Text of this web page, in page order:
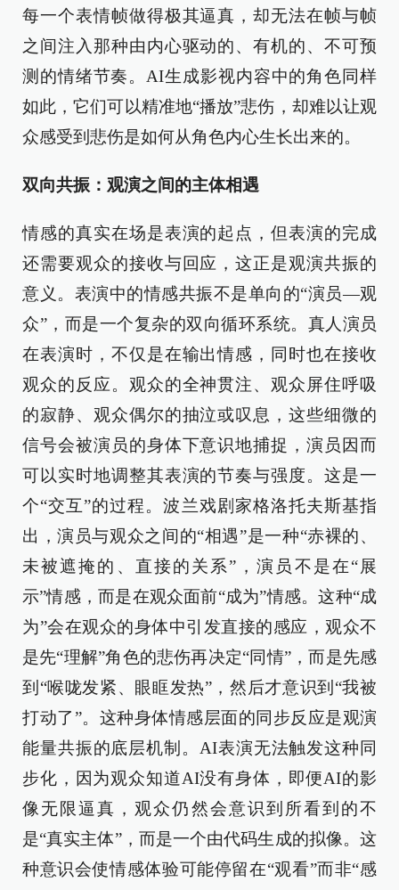
每一个表情帧做得极其逼真，却无法在帧与帧
之间注入那种由内心驱动的、有机的、不可预
测的情绪节奏。AI生成影视内容中的角色同样
如此，它们可以精准地“播放”悲伤，却难以让观
众感受到悲伤是如何从角色内心生长出来的。
双向共振：观演之间的主体相遇
情感的真实在场是表演的起点，但表演的完成
还需要观众的接收与回应，这正是观演共振的
意义。表演中的情感共振不是单向的“演员—观
众”，而是一个复杂的双向循环系统。真人演员
在表演时，不仅是在输出情感，同时也在接收
观众的反应。观众的全神贯注、观众屏住呼吸
的寂静、观众偶尔的抽泣或叹息，这些细微的
信号会被演员的身体下意识地捕捉，演员因而
可以实时地调整其表演的节奏与强度。这是一
个“交互”的过程。波兰戏剧家格洛托夫斯基指
出，演员与观众之间的“相遇”是一种“赤裸的、
未被遮掩的、直接的关系”，演员不是在“展
示”情感，而是在观众面前“成为”情感。这种“成
为”会在观众的身体中引发直接的感应，观众不
是先“理解”角色的悲伤再决定“同情”，而是先感
到“喉咙发紧、眼眶发热”，然后才意识到“我被
打动了”。这种身体情感层面的同步反应是观演
能量共振的底层机制。AI表演无法触发这种同
步化，因为观众知道AI没有身体，即便AI的影
像无限逼真，观众仍然会意识到所看到的不
是“真实主体”，而是一个由代码生成的拟像。这
种意识会使情感体验可能停留在“观看”而非“感